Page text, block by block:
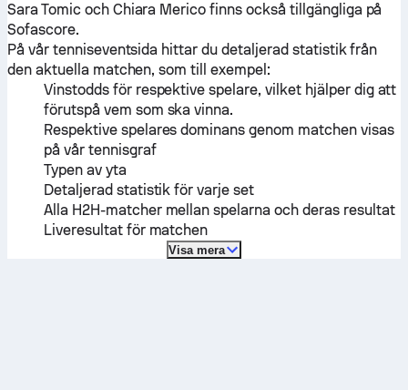
Sara Tomicoch Chiara Merico finns också tillgängliga på
Sofascore.
På vår tenniseventsida hittar du detaljerad statistik från
den aktuella matchen, som till exempel:
Vinstodds för respektive spelare, vilket hjälper dig att
förutspå vem som ska vinna.
Respektive spelares dominans genom matchen visas
på vår tennisgraf
Typen av yta
Detaljerad statistik för varje set
Alla H2H-matcher mellan spelarna och deras resultat
Liveresultat för matchen
Visa mera